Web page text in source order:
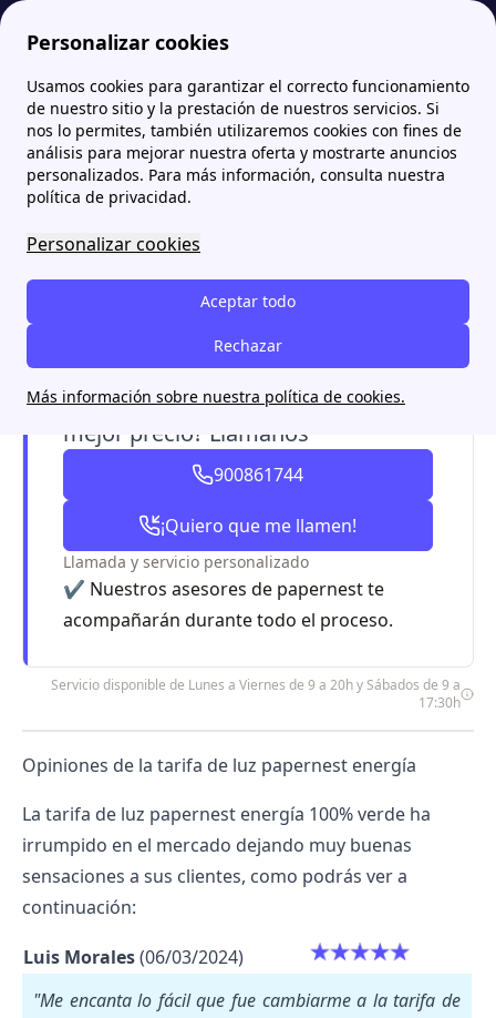
Personalizar cookies
Usamos cookies para garantizar el correcto funcionamiento
de nuestro sitio y la prestación de nuestros servicios. Si
nos lo permites, también utilizaremos cookies con fines de
análisis para mejorar nuestra oferta y mostrarte anuncios
personalizados. Para más información, consulta nuestra
política de privacidad.
Personalizar cookies
Aceptar todo
Rechazar
Más información sobre nuestra política de cookies.
Papernest.es More Papernest Energía Opinión de los clientes de papernest energía en 2026
Opinión de los clientes de
papernest energía en 2026
Descubre qué opinan los
papernest Energía en 2026sobre los distintos
servicios que proveen: Desde su
atención al clientey su
¿Quieres recibir la mejor atención al
mejor precio? Llámanos
900861744
¡Quiero que me llamen!
Llamada y servicio personalizado
✔️ Nuestros asesores de papernest te
acompañarán durante todo el proceso.
Servicio disponible de Lunes a Viernes de 9 a 20h y Sábados de 9 a
17:30h
Opiniones de la tarifa de luz papernest energía
La tarifa de luz papernest energía 100% verde ha
irrumpido en el mercado dejando muy buenas
sensaciones a sus clientes, como podrás ver a
continuación:
Luis Morales(06/03/2024)
"Me encanta lo fácil que fue cambiarme a la tarifa de